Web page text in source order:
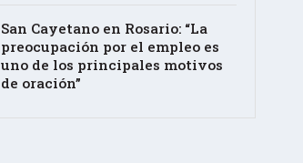
San Cayetano en Rosario: “La
preocupación por el empleo es
uno de los principales motivos
de oración”